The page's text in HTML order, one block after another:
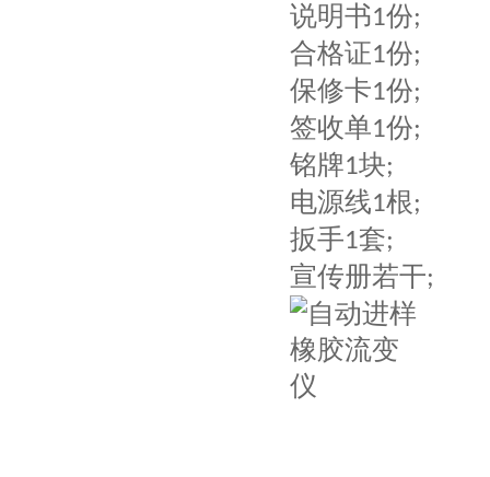
说明书1份;
合格证1份;
保修卡1份;
签收单1份;
铭牌1块;
电源线1根;
扳手1套;
宣传册若干;